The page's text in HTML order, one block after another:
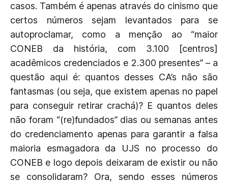
casos. Também é apenas através do cinismo que
certos números sejam levantados para se
autoproclamar, como a menção ao “maior
CONEB da história, com 3.100 [centros]
acadêmicos credenciados e 2.300 presentes” – a
questão aqui é: quantos desses CA’s não são
fantasmas (ou seja, que existem apenas no papel
para conseguir retirar crachá)? E quantos deles
não foram “(re)fundados” dias ou semanas antes
do credenciamento apenas para garantir a falsa
maioria esmagadora da UJS no processo do
CONEB e logo depois deixaram de existir ou não
se consolidaram? Ora, sendo esses números